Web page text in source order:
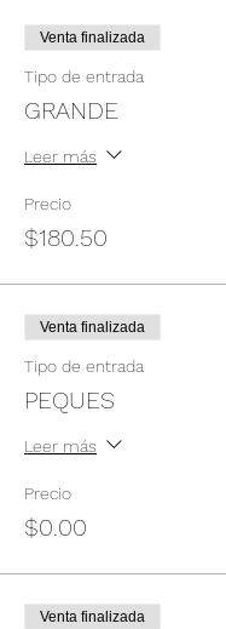
Venta finalizada
Tipo de entrada
GRANDE
Leer más
Precio
$180.50
Venta finalizada
Tipo de entrada
PEQUES
Leer más
Precio
$0.00
Venta finalizada